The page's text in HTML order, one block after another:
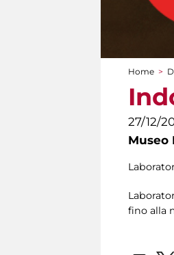
Tu
Home >
27/12/
Museo
fino alla